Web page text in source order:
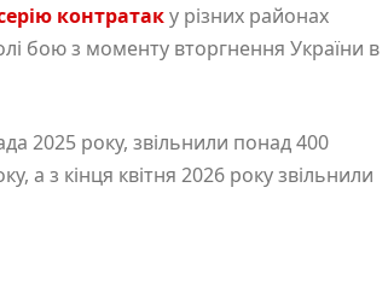
контратаку різних районах
бою з моменту вторгнення України в
2025 року, звільнили понад 400
а з кінця квітня 2026 року звільнили